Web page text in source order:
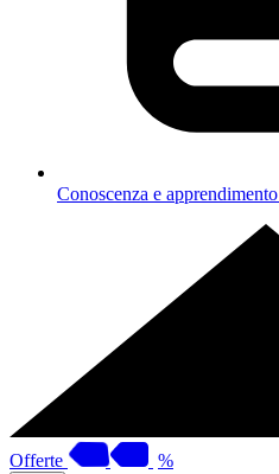
Conoscenza e apprendimento
Offerte %